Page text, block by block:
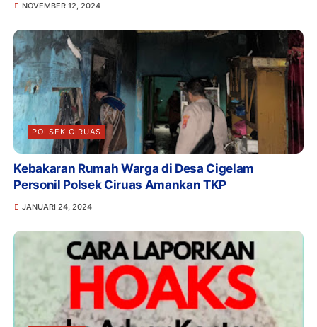
NOVEMBER 12, 2024
POLSEK CIRUAS
Kebakaran Rumah Warga di Desa Cigelam
Personil Polsek Ciruas Amankan TKP
JANUARI 24, 2024